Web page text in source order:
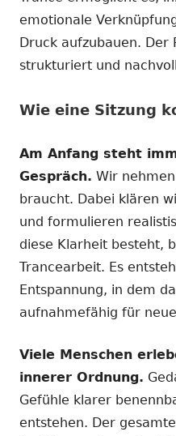
emotionale
Druck aufzubauen. Der
strukturiert und
Wie eine Sitzung
Am Anfang steht
Gespräch. Wir
braucht. Dabei klären
und formulieren
diese Klarheit besteht,
Trancearbeit. Es
Entspannung, in dem
aufnahmefähig für
Viele Menschen
innerer Ordnung.
Gefühle klarer
entstehen. Der